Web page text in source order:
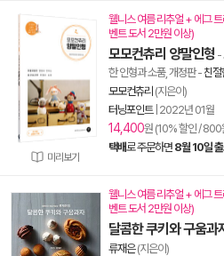
미리보기
웰니스 여름 리추얼 + 에그
벤트 도서 2만원 이상)
모모컨츄리 양말인형 -
한 인형과 소품, 개정판- 친
모모컨츄리 (지은이)
터닝포인트| 2022년 01월
14,400원 (10% 할인 / 800
택배로 주문하면 8월 10일
웰니스 여름 리추얼 + 에그
벤트 도서 2만원 이상)
달콤한 쿠키와 구움과
류재은(지은이)